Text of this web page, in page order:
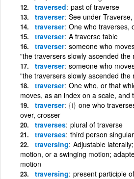
traversed past of traverse
traverser See under Traverse,
traverser One who traverses,
traverser A traverse table
traverser someone who
"the traversers slowly ascended the
traverser someone who
"the traversers slowly ascended the
traverser One who, or that
moves, as an index on a scale, and
traverser {i} one who
over, crosser
traverses plural of traverse
traverses third person
traversing Adjustable
motion, or a swinging motion;
motion
traversing present participle